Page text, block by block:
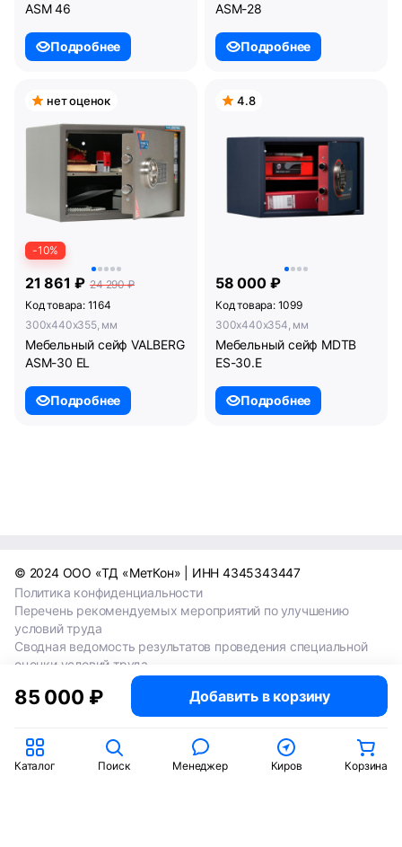
85 000 ₽ Добавить в корзину
ASM 46
Подробнее
ASM-28
Подробнее
нет оценок
-10%
21 861 ₽ 24 290 ₽
Код товара: 1164
300x440x355, мм
Мебельный сейф VALBERG
ASM-30 EL
Подробнее
4.8
58 000 ₽
Код товара: 1099
300x440x354, мм
Мебельный сейф MDTB
ES-30.Е
Подробнее
© 2024 ООО «ТД «МетКон» | ИНН 4345343447
Политика конфиденциальности
Перечень рекомендуемых мероприятий по улучшению
условий труда
Сводная ведомость результатов проведения специальной
оценки условий труда
Сводная ведомость результатов проведения специальной
оценки условий труда 2024
Сводная ведомость результатов проведения специальной
оценки условий труда 2025
Каталог Поиск Менеджер Киров Корзина